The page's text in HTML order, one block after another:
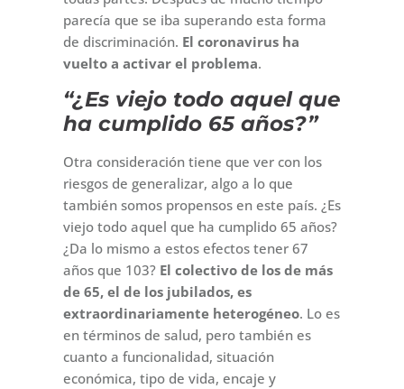
parecía que se iba superando esta forma
de discriminación. El coronavirus ha
vuelto a activar el problema.
“¿Es viejo todo aquel que
ha cumplido 65 años?”
Otra consideración tiene que ver con los
riesgos de generalizar, algo a lo que
también somos propensos en este país. ¿Es
viejo todo aquel que ha cumplido 65 años?
¿Da lo mismo a estos efectos tener 67
años que 103? El colectivo de los de más
de 65, el de los jubilados, es
extraordinariamente heterogéneo. Lo es
en términos de salud, pero también es
cuanto a funcionalidad, situación
económica, tipo de vida, encaje y